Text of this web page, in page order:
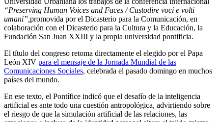
“Preserving Human Voices and Faces / Custodire voci e volti
umani”, promovida por el Dicasterio para la Comunicación, en
colaboración con el Dicasterio para la Cultura y la Educación, la
Fundación San Juan XXIII y la propia universidad pontificia.
El título del congreso retoma directamente el elegido por el Papa
León XIV para el mensaje de la Jornada Mundial de las
Comunicaciones Sociales, celebrada el pasado domingo en muchos
países del mundo.
En ese texto, el Pontífice indicó que el desafío de la inteligencia
artificial es ante todo una cuestión antropológica, advirtiendo sobre
el riesgo de que la simulación artificial de las relaciones, las